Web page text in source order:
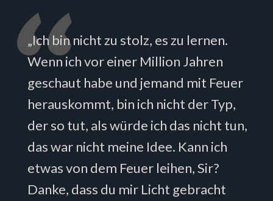
„Ich bin nicht zu stolz, es zu lernen.
Wenn ich vor einer Million Jahren
geschaut habe und jemand mit Feuer
herauskommt, bin ich nicht der Typ,
der so tut, als würde ich das nicht tun,
das war nicht meine Idee. Kann ich
etwas von dem Feuer leihen, Sir?
Danke, dass du mir Licht gebracht